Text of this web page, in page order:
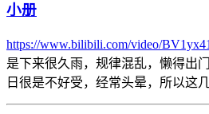
小册
https://www.bilibili.com/video/
是下来很久雨，规律混乱，懒得出
日很是不好受，经常头晕，所以这